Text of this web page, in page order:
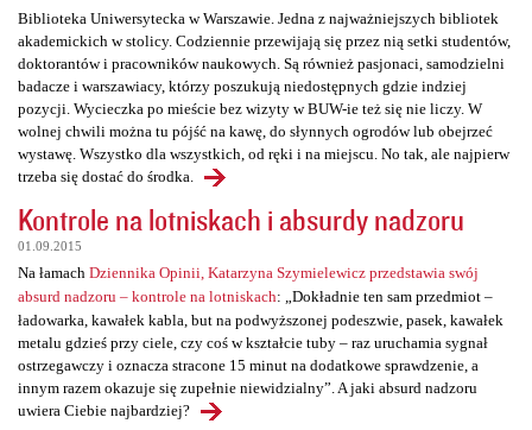
Biblioteka Uniwersytecka w Warszawie. Jedna z najważniejszych bibliotek
akademickich w stolicy. Codziennie przewijają się przez nią setki studentów,
doktorantów i pracowników naukowych. Są również pasjonaci, samodzielni
badacze i warszawiacy, którzy poszukują niedostępnych gdzie indziej
pozycji. Wycieczka po mieście bez wizyty w BUW-ie też się nie liczy. W
wolnej chwili można tu pójść na kawę, do słynnych ogrodów lub obejrzeć
wystawę. Wszystko dla wszystkich, od ręki i na miejscu. No tak, ale najpierw
trzeba się dostać do środka.
Kontrole na lotniskach i absurdy nadzoru
01.09.2015
Na łamach Dziennika Opinii, Katarzyna Szymielewicz przedstawia swój
absurd nadzoru – kontrole na lotniskach: „Dokładnie ten sam przedmiot –
ładowarka, kawałek kabla, but na podwyższonej podeszwie, pasek, kawałek
metalu gdzieś przy ciele, czy coś w kształcie tuby – raz uruchamia sygnał
ostrzegawczy i oznacza stracone 15 minut na dodatkowe sprawdzenie, a
innym razem okazuje się zupełnie niewidzialny”. A jaki absurd nadzoru
uwiera Ciebie najbardziej?